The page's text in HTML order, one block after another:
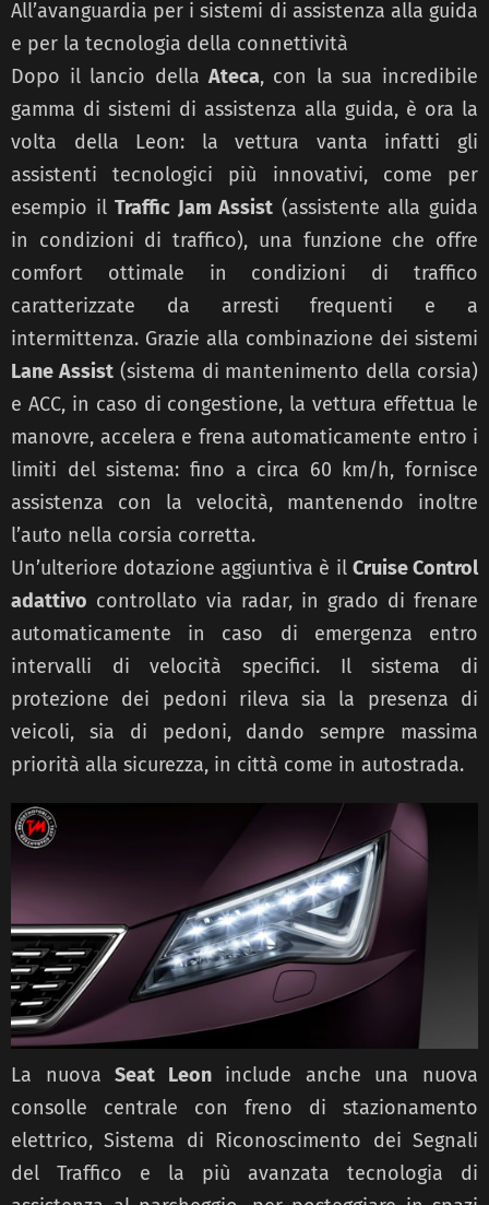
All’avanguardia per i sistemi di assistenza alla guida
e per la tecnologia della connettività
Dopo il lancio della Ateca, con la sua incredibile
gamma di sistemi di assistenza alla guida, è ora la
volta della Leon: la vettura vanta infatti gli
assistenti tecnologici più innovativi, come per
esempio ilTraffic Jam Assist (assistente alla guida
in condizioni di traffico), una funzione che offre
comfort ottimale in condizioni di traffico
caratterizzate da arresti frequenti e a
intermittenza. Grazie alla combinazione dei sistemi
Lane Assist(sistema di mantenimento della corsia)
e ACC, in caso di congestione, la vettura effettua le
manovre, accelera e frena automaticamente entro i
limiti del sistema: fino a circa 60 km/h, fornisce
assistenza con la velocità, mantenendo inoltre
l’auto nella corsia corretta.
Un’ulteriore dotazione aggiuntiva è il Cruise Control
adattivo controllato via radar, in grado di frenare
automaticamente in caso di emergenza entro
intervalli di velocità specifici. Il sistema di
protezione dei pedoni rileva sia la presenza di
veicoli, sia di pedoni, dando sempre massima
priorità alla sicurezza, in città come in autostrada.
La nuovaSeat Leoninclude anche una nuova
consolle centrale con freno di stazionamento
elettrico, Sistema di Riconoscimento dei Segnali
del Traffico e la più avanzata tecnologia di